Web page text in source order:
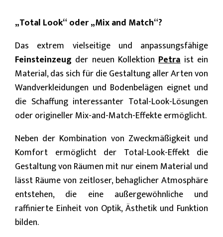
„Total Look“ oder „Mix and Match“?
Das extrem vielseitige und anpassungsfähige
Feinsteinzeug der neuen KollektionPetraist ein
Material, das sich für die Gestaltung aller Arten von
Wandverkleidungen und Bodenbelägen eignet und
die Schaffung interessanter Total-Look-Lösungen
oder origineller Mix-and-Match-Effekte ermöglicht.
Neben der Kombination von Zweckmäßigkeit und
Komfort ermöglicht der Total-Look-Effekt die
Gestaltung von Räumen mit nur einem Material und
lässt Räume von zeitloser, behaglicher Atmosphäre
entstehen, die eine außergewöhnliche und
raffinierte Einheit von Optik, Ästhetik und Funktion
bilden.